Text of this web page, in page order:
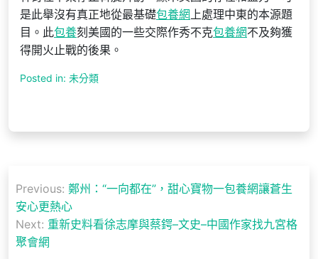
是此舉沒有真正地從最基礎包養網上處理中東的本源題
目。此包養刻美國的一些交際作秀不克包養網不及夠獲
得開火止戰的後果。
Posted in: 未分類
章
導
覽
Previous: 鄭州：“一向都在”，甜心寶物一包養網讓蒼生
安心更熱心
Next: 重新史料看徐志摩與蔡鍔–文史–中國作家找九宮格
聚會網